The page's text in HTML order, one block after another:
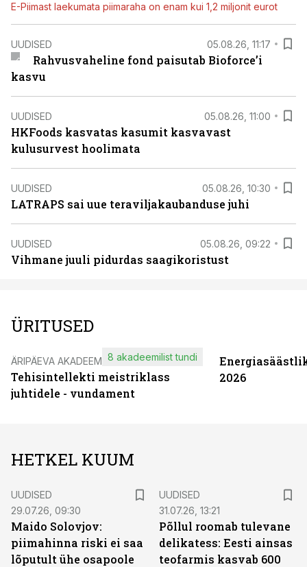
E-Piimast laekumata piimaraha on enam kui 1,2 miljonit eurot
UUDISED 05.08.26, 11:17
Rahvusvaheline fond paisutab Bioforce’i
kasvu
UUDISED 05.08.26, 11:00
HKFoods kasvatas kasumit kasvavast
kulusurvest hoolimata
UUDISED 05.08.26, 10:30
LATRAPS sai uue teraviljakaubanduse juhi
UUDISED 05.08.26, 09:22
Vihmane juuli pidurdas saagikoristust
ÜRITUSED
ÄRIPÄEVA AKADEEMIA
Tehisintellekti meistriklass
juhtidele - vundament
8 akadeemilist tundi
2026
HETKEL KUUM
UUDISED
29.07.26, 09:30
Maido Solovjov:
piimahinna riski ei saa
lõputult ühe osapoole
UUDISED
31.07.26, 13:21
Põllul roomab tulevane
delikatess: Eesti ainsas
teofarmis kasvab 600